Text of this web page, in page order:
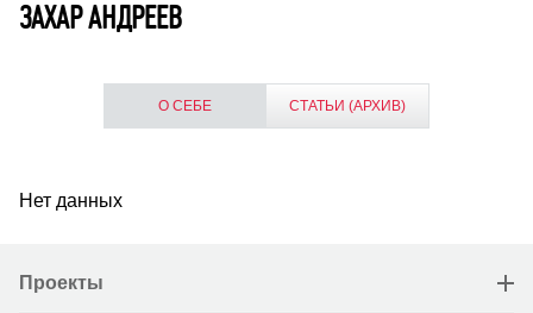
ЗАХАР АНДРЕЕВ
О СЕБЕ СТАТЬИ (АРХИВ)
Нет данных
Проекты